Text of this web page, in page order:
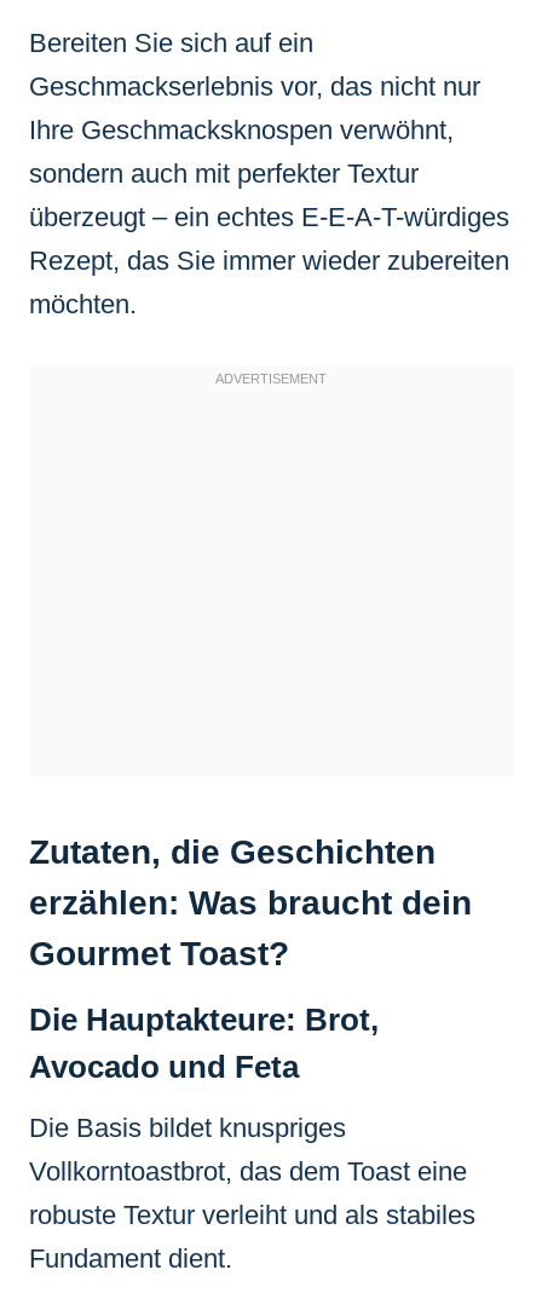
Bereiten Sie sich auf ein
Geschmackserlebnis vor, das nicht nur
Ihre Geschmacksknospen verwöhnt,
sondern auch mit perfekter Textur
überzeugt – ein echtes E-E-A-T-würdiges
Rezept, das Sie immer wieder zubereiten
möchten.
Zutaten, die Geschichten
erzählen: Was braucht dein
Gourmet Toast?
Die Hauptakteure: Brot,
Avocado und Feta
Die Basis bildet knuspriges
Vollkorntoastbrot, das dem Toast eine
robuste Textur verleiht und als stabiles
Fundament dient.